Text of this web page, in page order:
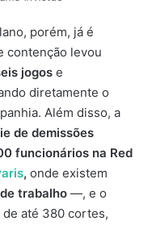
porém, já é
contenção levou
jogos e
diretamente o
Além disso, a
de demissões
funcionários na Red
, onde existem
trabalho —, e o
de até 380 cortes,